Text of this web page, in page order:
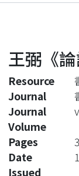
Statistics
王弼《
Resource
Journal
Journal
Volume
Pages
Date
Issued